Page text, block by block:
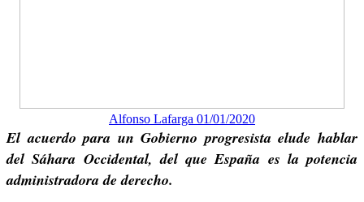
Alfonso Lafarga 01/01/2020
El acuerdo para un Gobierno progresista elude hablar
del Sáhara Occidental, del que España es la potencia
administradora de derecho.